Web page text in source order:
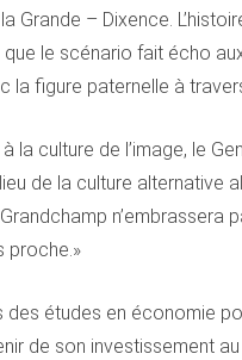
Grande – Dixence.
que le scénario fait écho
la figure paternelle à
la culture de l’image, le
lieu de la culture
proche.»
des études en économie
de son investissement